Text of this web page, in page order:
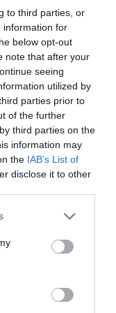
to third parties, or
information for
below opt-out
note that after your
seeing
utilized by
parties prior to
of the further
third parties on the
information may
the IAB’s List of
disclose it to other
or more Google
You may click to
party tags to
in below Google
az érintettek
ugyanakkor
televíziós
a Tisza Párt a
fogalmazott: a
alapján a
országgyűlési
juttatásait is